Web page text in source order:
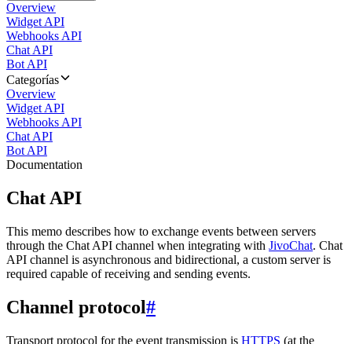
Overview
Widget API
Webhooks API
Chat API
Bot API
Categorías
Overview
Widget API
Webhooks API
Chat API
Bot API
Documentation
Chat API
This memo describes how to exchange events between servers
through the Chat API channel when integrating with JivoChat. Chat
API channel is asynchronous and bidirectional, a custom server is
required capable of receiving and sending events.
Channel protocol#
Transport protocol for the event transmission is HTTPS (at the